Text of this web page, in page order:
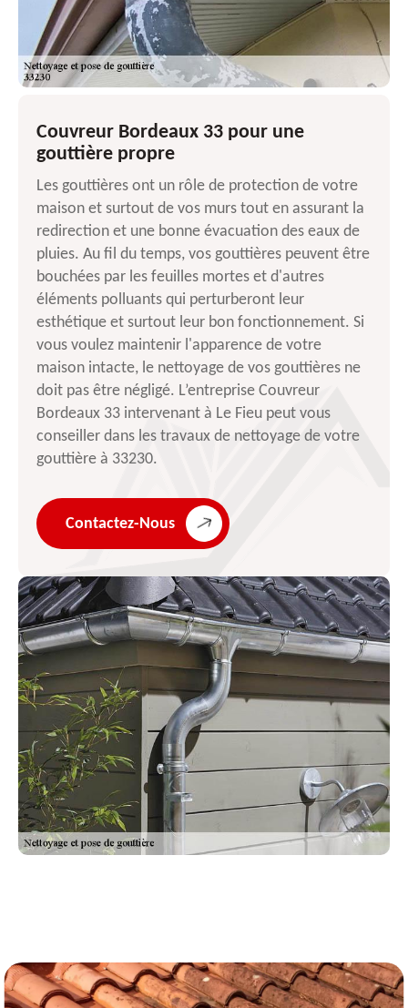
Couvreur Bordeaux 33 pour une
gouttière propre
Les gouttières ont un rôle de protection de votre
maison et surtout de vos murs tout en assurant la
redirection et une bonne évacuation des eaux de
pluies. Au fil du temps, vos gouttières peuvent être
bouchées par les feuilles mortes et d'autres
éléments polluants qui perturberont leur
esthétique et surtout leur bon fonctionnement. Si
vous voulez maintenir l'apparence de votre
maison intacte, le nettoyage de vos gouttières ne
doit pas être négligé. L’entreprise Couvreur
Bordeaux 33 intervenant à Le Fieu peut vous
conseiller dans les travaux de nettoyage de votre
gouttière à 33230.
Contactez-Nous